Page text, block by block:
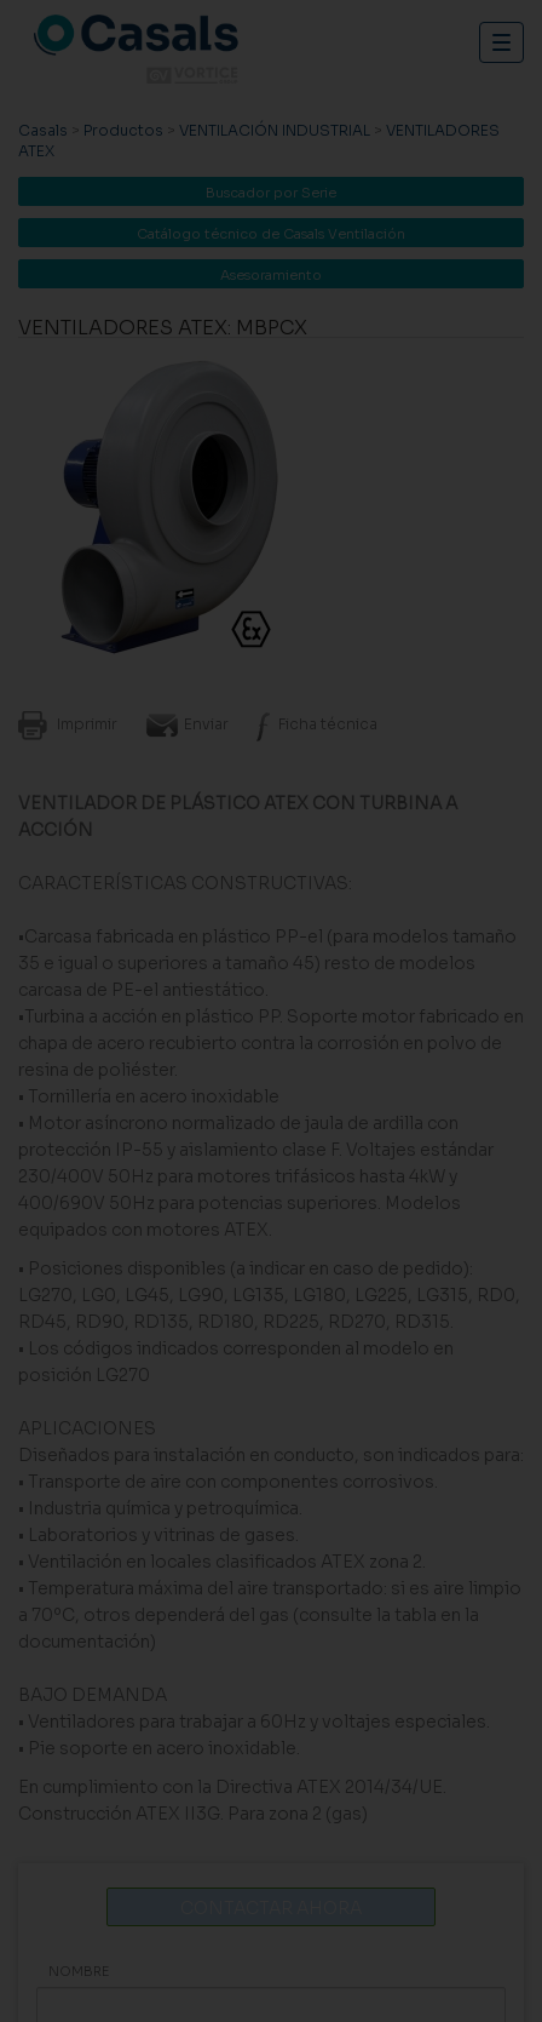
Casals > Productos > VENTILACIÓN INDUSTRIAL > VENTILADORES
ATEX
Buscador por Serie
Catálogo técnico de Casals Ventilación
Asesoramiento
VENTILADORES ATEX: MBPCX
Imprimir Enviar Ficha técnica
VENTILADOR DE PLÁSTICO ATEX CON TURBINA A
ACCIÓN
CARACTERÍSTICAS CONSTRUCTIVAS:
•Carcasa fabricada en plástico PP-el (para modelos tamaño
35 e igual o superiores a tamaño 45) resto de modelos
carcasa de PE-el antiestático.
•Turbina a acción en plástico PP. Soporte motor fabricado en
chapa de acero recubierto contra la corrosión en polvo de
resina de poliéster.
• Tornillería en acero inoxidable
• Motor asíncrono normalizado de jaula de ardilla con
protección IP-55 y aislamiento clase F. Voltajes estándar
230/400V 50Hz para motores trifásicos hasta 4kW y
400/690V 50Hz para potencias superiores. Modelos
equipados con motores ATEX.
• Posiciones disponibles (a indicar en caso de pedido):
LG270, LG0, LG45, LG90, LG135, LG180, LG225, LG315, RD0,
RD45, RD90, RD135, RD180, RD225, RD270, RD315.
• Los códigos indicados corresponden al modelo en
posición LG270
APLICACIONES
Diseñados para instalación en conducto, son indicados para:
• Transporte de aire con componentes corrosivos.
• Industria química y petroquímica.
• Laboratorios y vitrinas de gases.
• Ventilación en locales clasificados ATEX zona 2.
• Temperatura máxima del aire transportado: si es aire limpio
a 70ºC, otros dependerá del gas (consulte la tabla en la
documentación)
BAJO DEMANDA
• Ventiladores para trabajar a 60Hz y voltajes especiales.
• Pie soporte en acero inoxidable.
En cumplimiento con la Directiva ATEX 2014/34/UE.
Construcción ATEX II3G. Para zona 2 (gas)
NOMBRE